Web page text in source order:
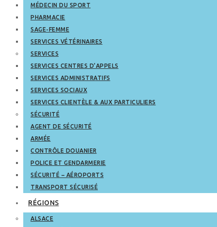
MÉDECIN DU SPORT
PHARMACIE
SAGE-FEMME
SERVICES VÉTÉRINAIRES
SERVICES
SERVICES CENTRES D’APPELS
SERVICES ADMINISTRATIFS
SERVICES SOCIAUX
SERVICES CLIENTÈLE & AUX PARTICULIERS
SÉCURITÉ
AGENT DE SÉCURITÉ
ARMÉE
CONTRÔLE DOUANIER
POLICE ET GENDARMERIE
SÉCURITÉ – AÉROPORTS
TRANSPORT SÉCURISÉ
RÉGIONS
ALSACE